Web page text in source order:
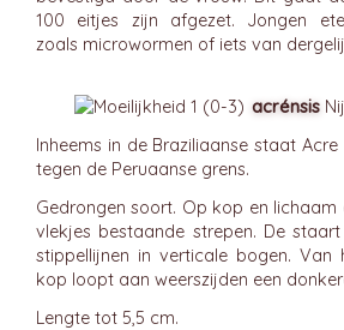
100 eitjes zijn afgezet. Jongen
zoals microwormen of iets van
acrénsis
Inheems in de Braziliaanse staat
tegen de Peruaanse grens.
Gedrongen soort. Op kop en
vlekjes bestaande strepen. De
stippellijnen in verticale bogen.
kop loopt aan weerszijden een
Lengte tot 5,5 cm.